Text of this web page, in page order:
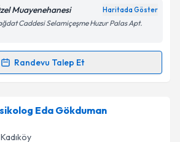
ve kişisel verilerimin belirtilen
işlenmesini kabul ediyorum.
Talebini Gönder
Muayenehanesi Haritada Göster
Caddesi Selamiçeşme Huzur Palas Apt.
Randevu Talep Et
Talebi
Coşkuniçin randevu takvimi talebi
uzmandan randevu almanız için bir
e-posta ile bilgilendireceğiz.
Eda Gökduman
, Kadıköy